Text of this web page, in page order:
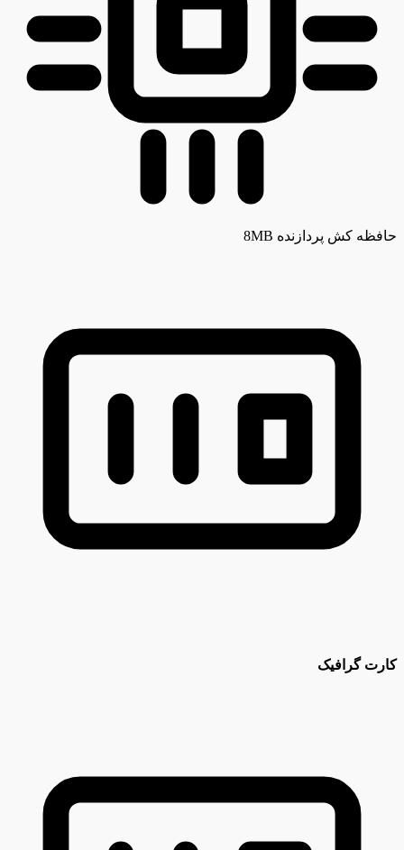
حافظه کش پردازنده 8MB
کارت گرافیک